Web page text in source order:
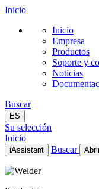
Inicio
Inicio
Empresa
Productos
Soporte y
Noticias
Buscar
ES
Su selección
Inicio
iAssistant Buscar
Inicio